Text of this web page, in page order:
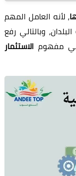
، لأنه العامل المهم
البلدان، وبالتالي رفع
مفهوم الاستثمار